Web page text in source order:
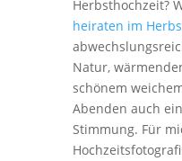
Herbsthochzeit?
heiraten im
Natur,
schönem
Abenden auch
Stimmung. Für